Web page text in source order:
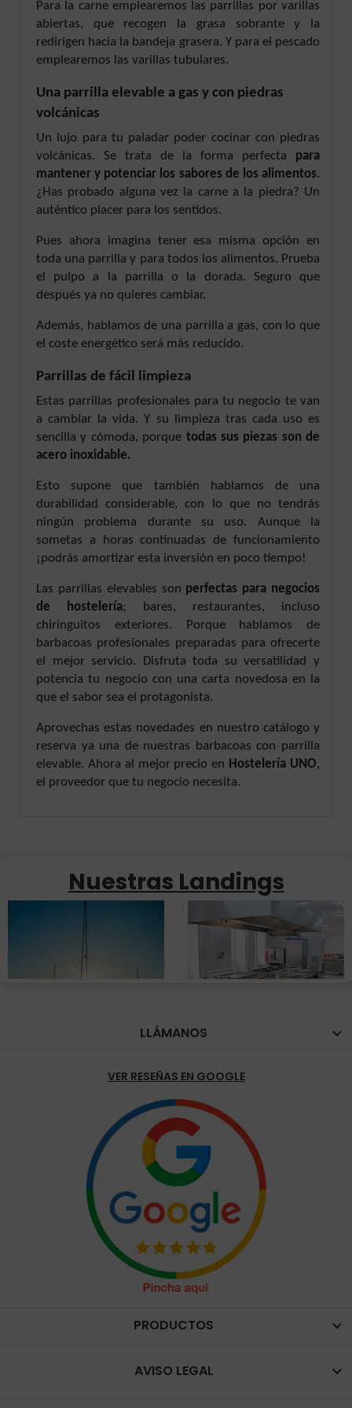
Para la carne emplearemos las parrillas por varillas
abiertas, que recogen la grasa sobrante y la
redirigen hacia la bandeja grasera. Y para el pescado
emplearemos las varillas tubulares.
Una parrilla elevable a gas y con piedras
volcánicas
Un lujo para tu paladar poder cocinar con piedras
volcánicas. Se trata de la forma perfecta para
mantener y potenciar los sabores de los alimentos.
¿Has probado alguna vez la carne a la piedra? Un
auténtico placer para los sentidos.
Pues ahora imagina tener esa misma opción en
toda una parrilla y para todos los alimentos. Prueba
el pulpo a la parrilla o la dorada. Seguro que
después ya no quieres cambiar.
Además, hablamos de una parrilla a gas, con lo que
el coste energético será más reducido.
Parrillas de fácil limpieza
Estas parrillas profesionales para tu negocio te van
a cambiar la vida. Y su limpieza tras cada uso es
sencilla y cómoda, porque todas sus piezas son de
acero inoxidable.
Esto supone que también hablamos de una
durabilidad considerable, con lo que no tendrás
ningún problema durante su uso. Aunque la
sometas a horas continuadas de funcionamiento
¡podrás amortizar esta inversión en poco tiempo!
Las parrillas elevables son perfectas para negocios
de hostelería; bares, restaurantes, incluso
chiringuitos exteriores. Porque hablamos de
barbacoas profesionales preparadas para ofrecerte
el mejor servicio. Disfruta toda su versatilidad y
potencia tu negocio con una carta novedosa en la
que el sabor sea el protagonista.
Aprovechas estas novedades en nuestro catálogo y
reserva ya una de nuestras barbacoas con parrilla
elevable. Ahora al mejor precio en Hostelería UNO,
el proveedor que tu negocio necesita.
Nuestras Landings
LLÁMANOS 
VER RESEÑAS EN GOOGLE
PRODUCTOS 
AVISO LEGAL 